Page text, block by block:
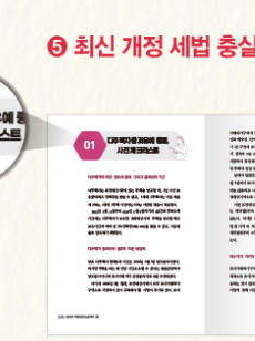
한 7가지 질문
위로 계산한다
대학원생, 별도세대로 볼까?
미혼 자녀, 별도세대 되려면
바이트 하면 별도세대 될까?
명의 아파트, 1세대 1주택일까?
제, 별도세대로 인정받으려면
주자로 비과세받을 수 있을까?